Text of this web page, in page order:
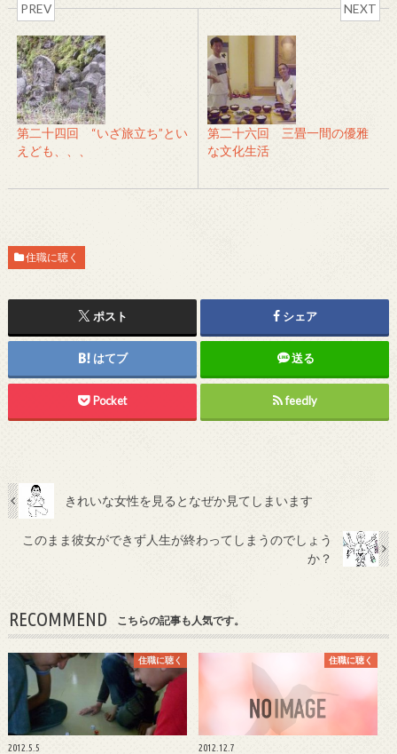
PREV
第二十四回 “いざ旅立ち”とい
えども、、、
NEXT
第二十六回 三畳一間の優雅
な文化生活
住職に聴く
ポスト シェア
はてブ 送る
Pocket feedly
きれいな女性を見るとなぜか見てしまいます
このまま彼女ができず人生が終わってしまうのでしょう
か？
RECOMMEND こちらの記事も人気です。
住職に聴く
2012.5.5
住職に聴く
2012.12.7